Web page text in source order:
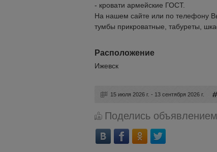
- кровати армейские ГОСТ.
На нашем сайте или по телефону
тумбы прикроватные, табуреты,
Расположение
Ижевск
15 июля 2026 г. - 13 сентября 2026 г.
Поделись